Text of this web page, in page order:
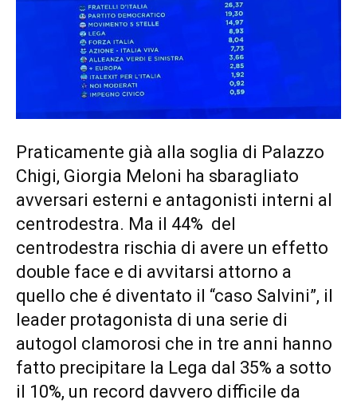
Praticamente già alla soglia di Palazzo
Chigi, Giorgia Meloni ha sbaragliato
avversari esterni e antagonisti interni al
centrodestra. Ma il 44% del
centrodestra rischia di avere un effetto
double face e di avvitarsi attorno a
quello che é diventato il “caso Salvini”, il
leader protagonista di una serie di
autogol clamorosi che in tre anni hanno
fatto precipitare la Lega dal 35% a sotto
il 10%, un record davvero difficile da